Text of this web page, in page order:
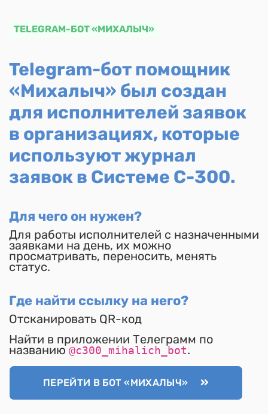
TELEGRAM-БОТ «МИХАЛЫЧ»
Telegram-бот помощник
«Михалыч» был создан
для исполнителей заявок
в организациях, которые
используют журнал
заявок в Системе С-300.
Для чего он нужен?
Для работы исполнителей с назначенными
заявками на день, их можно
просматривать, переносить, менять
статус.
Где найти ссылку на него?
Отсканировать QR-код
Найти в приложении Телеграмм по
названию @c300_mihalich_bot.
ПЕРЕЙТИ В БОТ «МИХАЛЫЧ»